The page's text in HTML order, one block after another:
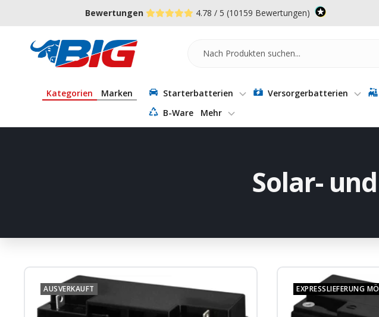
Zum Menü springen
Fußzeile springen
Barrierefreiheits-Widget öffnen
Bewertungen 4.78 / 5 (10159 Bewertungen)
Batterie-
Industrie-
Kategorien Marken Starterbatterien Versorgerbatterien
B-Ware
Mehr
Solar-
AUSVERKAUFT EXPRESSLIEFERUNG